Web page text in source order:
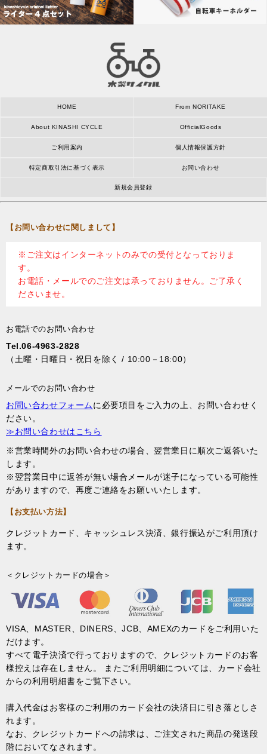
HOME From NORITAKE
About KINASHI CYCLE OfficialGoods
ご利用案内 個人情報保護方針
特定商取引法に基づく表示 お問い合わせ
新規会員登録
【お問い合わせに関しまして】
※ご注文はインターネットのみでの受付となっておりま
す。
お電話・メールでのご注文は承っておりません。ご了承く
ださいませ。
お電話でのお問い合わせ
Tel.06-4963-2828
（土曜・日曜日・祝日を除く / 10:00－18:00）
メールでのお問い合わせ
お問い合わせフォームに必要項目をご入力の上、お問い合わせく
ださい。
≫お問い合わせはこちら
※営業時間外のお問い合わせの場合、翌営業日に順次ご返答いた
します。
※翌営業日中に返答が無い場合メールが迷子になっている可能性
がありますので、再度ご連絡をお願いいたします。
【お支払い方法】
クレジットカード、キャッシュレス決済、銀行振込がご利用頂け
ます。
＜クレジットカードの場合＞
VISA、MASTER、DINERS、JCB、AMEXのカードをご利用いた
だけます。
すべて電子決済で行っておりますので、クレジットカードのお客
様控えは存在しません。 またご利用明細については、カード会社
からの利用明細書をご覧下さい。
購入代金はお客様のご利用のカード会社の決済日に引き落としさ
れます。
なお、クレジットカードへの請求は、ご注文された商品の発送段
階においてなされます。